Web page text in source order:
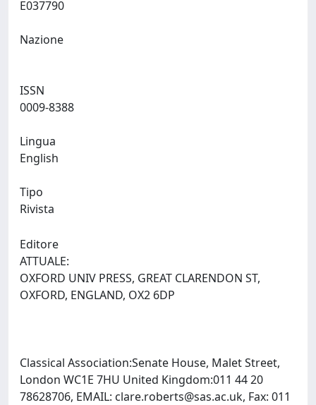
Nazione
ISSN
Lingua
Tipo
Rivista
Editore
ATTUALE:
OXFORD UNIV PRESS, GREAT CLARENDON ST,
OXFORD, ENGLAND, OX2 6DP
Classical Association:Senate House, Malet Street,
London WC1E 7HU United Kingdom:011 44 20
78628706, EMAIL: clare.roberts@sas.ac.uk, Fax: 011